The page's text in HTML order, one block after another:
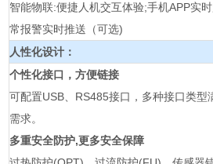
智能物联:便捷人机交互体验;手机APP实
常报警实时推送（可选)
人性化设计：
个性化接口，方便链接
可配置USB、RS485接口，多种接口类型
需求。
多重安全防护,更多安全保障